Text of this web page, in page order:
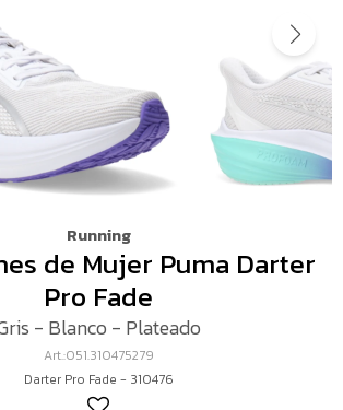
Running
de Mujer Puma Darter
Pro Fade
- Blanco - Plateado
051.310475279
Darter Pro Fade - 310476